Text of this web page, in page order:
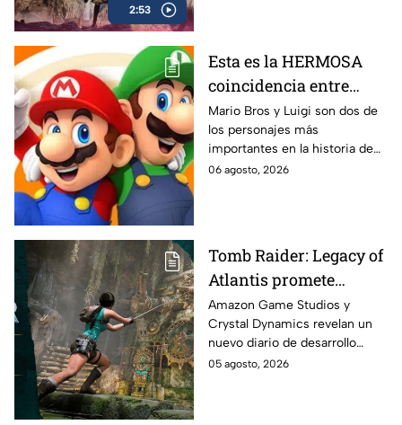
2:53
contamos
Esta es la HERMOSA
coincidencia entre
Mario Bros y Luigi que
pocos conocen
Mario Bros y Luigi son dos de
los personajes más
importantes en la historia de
los videojuegos; sin embargo,
06 agosto, 2026
Tomb Raider: Legacy of
Atlantis promete
acertijos más
inteligentes y trampas
mortales en un nuevo
vistazo al desarrollo
Amazon Game Studios y
Crystal Dynamics revelan un
nuevo diario de desarrollo
donde muestran cómo están
05 agosto, 2026